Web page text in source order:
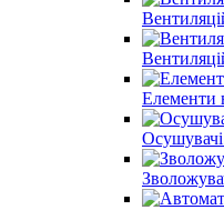
Елементи
Осушувачі